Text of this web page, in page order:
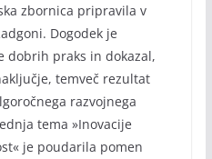
zbornica pripravila v
Dogodek je
dobrih praks in dokazal,
temveč rezultat
razvojnega
tema »Inovacije
je poudarila pomen